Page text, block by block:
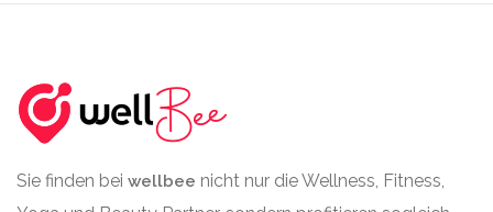
Sie finden bei wellbee nicht nur die Wellness, Fitness,